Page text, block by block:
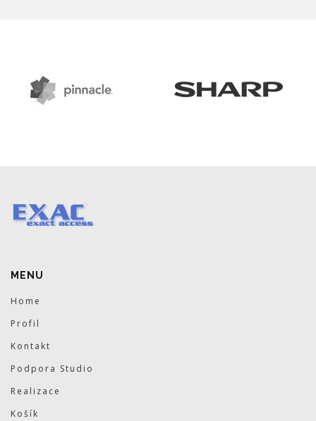
MENU
Home
Profil
Kontakt
Podpora Studio
Realizace
Košík